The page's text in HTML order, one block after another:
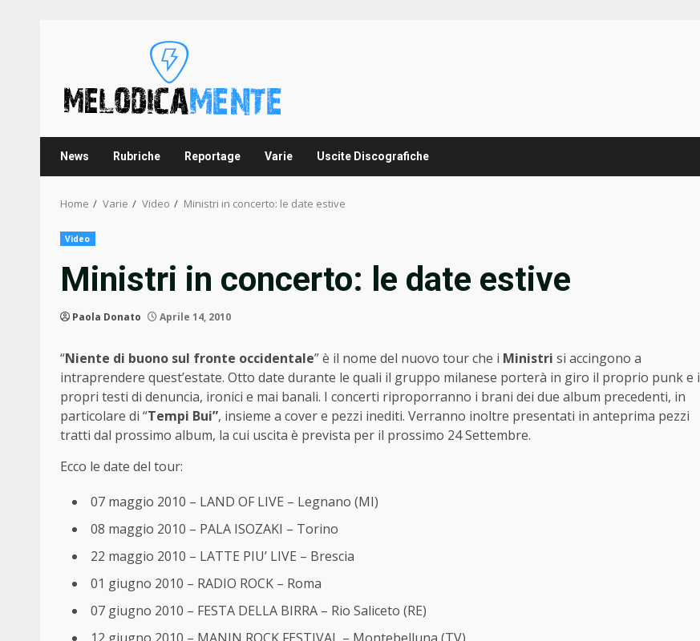
News Rubriche Reportage Varie Uscite Discografiche
Home Varie Video Ministri in concerto: le date estive
Video
Ministri in concerto: le date estive
Paola Donato Aprile 14, 2010
“Niente di buono sul fronte occidentale” è il nome del nuovo tour che i Ministri si accingono a
intraprendere quest’estate. Otto date durante le quali il gruppo milanese porterà in giro il proprio punk e i
propri testi di denuncia, ironici e mai banali. I concerti riproporranno i brani dei due album precedenti, in
particolare di “Tempi Bui”, insieme a cover e pezzi inediti. Verranno inoltre presentati in anteprima pezzi
tratti dal prossimo album, la cui uscita è prevista per il prossimo 24 Settembre.
Ecco le date del tour:
07 maggio 2010 – LAND OF LIVE – Legnano (MI)
08 maggio 2010 – PALA ISOZAKI – Torino
22 maggio 2010 – LATTE PIU’ LIVE – Brescia
01 giugno 2010 – RADIO ROCK – Roma
07 giugno 2010 – FESTA DELLA BIRRA – Rio Saliceto (RE)